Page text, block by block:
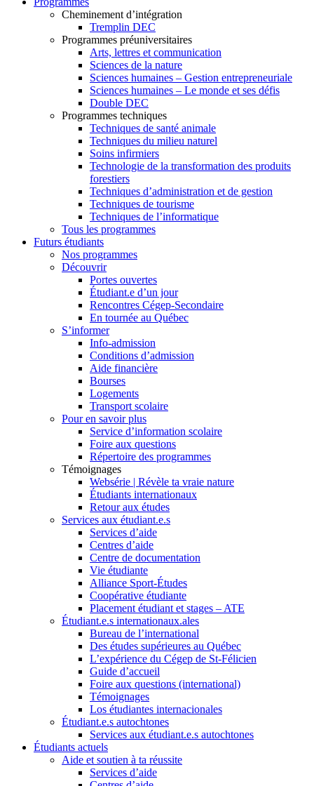
Cheminement d’intégration
Tremplin DEC
Programmes préuniversitaires
Arts, lettres et communication
Sciences de la nature
Sciences humaines – Gestion entrepreneuriale
Sciences humaines – Le monde et ses défis
Double DEC
Programmes techniques
Techniques de santé animale
Techniques du milieu naturel
Soins infirmiers
Technologie de la transformation des produits
forestiers
Techniques d’administration et de gestion
Techniques de tourisme
Techniques de l’informatique
Tous les programmes
Futurs étudiants
Nos programmes
Découvrir
Portes ouvertes
Étudiant.e d’un jour
Rencontres Cégep-Secondaire
En tournée au Québec
S’informer
Info-admission
Conditions d’admission
Aide financière
Bourses
Logements
Transport scolaire
Pour en savoir plus
Service d’information scolaire
Foire aux questions
Répertoire des programmes
Témoignages
Websérie | Révèle ta vraie nature
Étudiants internationaux
Retour aux études
Services aux étudiant.e.s
Services d’aide
Centres d’aide
Centre de documentation
Vie étudiante
Alliance Sport-Études
Coopérative étudiante
Placement étudiant et stages – ATE
Étudiant.e.s internationaux.ales
Bureau de l’international
Des études supérieures au Québec
L’expérience du Cégep de St-Félicien
Guide d’accueil
Foire aux questions (international)
Témoignages
Los étudiantes internacionales
Étudiant.e.s autochtones
Services aux étudiant.e.s autochtones
Étudiants actuels
Aide et soutien à ta réussite
Services d’aide